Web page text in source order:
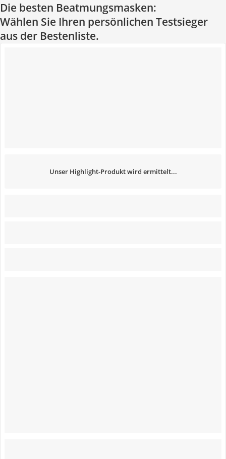
Die besten Beatmungsmasken:
Wählen Sie Ihren persönlichen Testsieger
aus der Bestenliste.
Unser Highlight-Produkt wird ermittelt...